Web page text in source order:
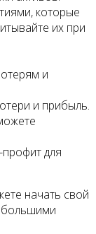
которые
их при
и
и прибыль.
профит для
начать свой
большими